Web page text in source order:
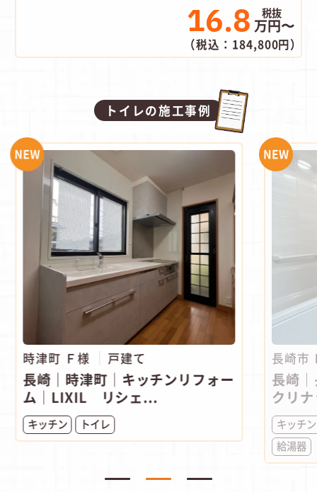
16.8 万円〜
（税込：184,800円）
トイレの施工事例
NEW
時津町 Ｆ様 戸建て
長崎｜時津町│キッチンリフォー
ム│LIXIL リシェ...
キッチン トイレ
NEW
長崎市
長崎
クリ
キッチン
給湯器